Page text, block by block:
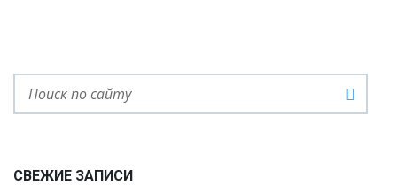
СВЕЖИЕ ЗАПИСИ